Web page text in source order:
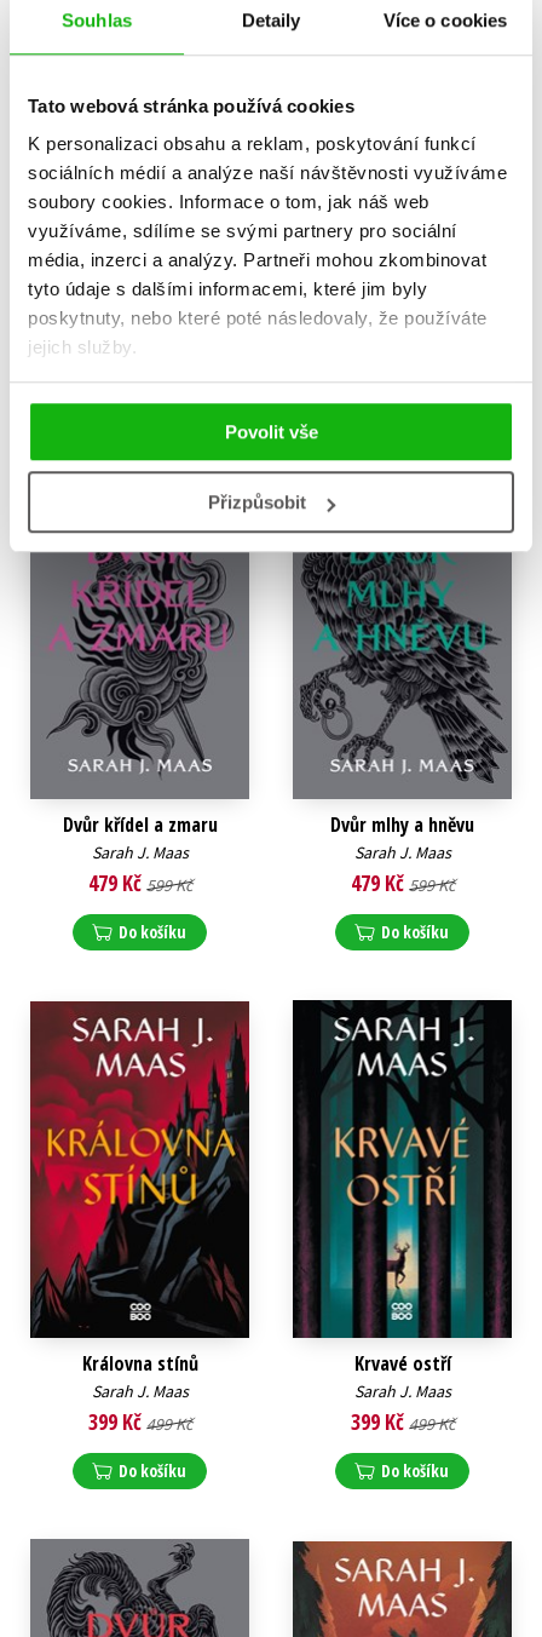
Souhlas Detaily Více o cookies
Tato webová stránka používá cookies
K personalizaci obsahu a reklam, poskytování funkcí
sociálních médií a analýze naší návštěvnosti využíváme
soubory cookies. Informace o tom, jak náš web
využíváme, sdílíme se svými partnery pro sociální
média, inzerci a analýzy. Partneři mohou zkombinovat
tyto údaje s dalšími informacemi, které jim byly
poskytnuty, nebo které poté následovaly, že používáte
jejich služby.
Povolit vše
Přizpůsobit
Dvůr stříbrných plamenů
Sarah J. Maas
479 Kč599 Kč
Půlměsíční město: Rod
plamene a stínu
Sarah J. Maas
Dvůr křídel a zmaru
Sarah J. Maas
479 Kč 599 Kč
Do košíku
Dvůr mlhy a hněvu
Sarah J. Maas
479 Kč 599 Kč
Do košíku
Královna stínů
Sarah J. Maas
399 Kč 499 Kč
Do košíku
Krvavé ostří
Sarah J. Maas
399 Kč 499 Kč
Do košíku